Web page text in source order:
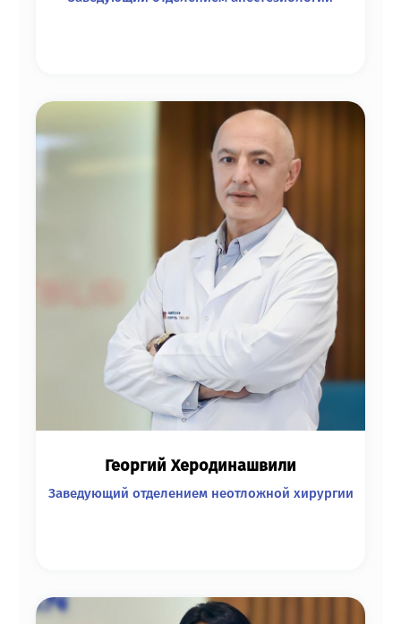
Георгий Херодинашвили
Заведующий отделением неотложной хирургии